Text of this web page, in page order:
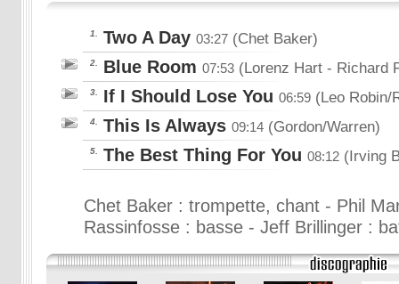
1. Two A Day 03:27 (Chet Baker)
2. Blue Room 07:53 (Lorenz Hart - Richard
3. If I Should Lose You 06:59 (Leo Robin/
4. This Is Always 09:14 (Gordon/Warren)
5. The Best Thing For You 08:12 (Irving
Chet Baker : trompette, chant - Phil
Rassinfosse : basse - Jeff Brillinger :